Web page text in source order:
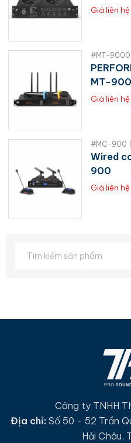
Giá liên hệ
#MT-9000
MT-
Giá liên hệ
#MC-900 |
Wired
900
Giá liên hệ
Công ty TNHH
Địa chỉ: Số 50 - 52 Trần
Hải Châu,